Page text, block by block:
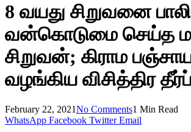
8 வயது சிறுவனை
வன்கொடுமை செய்த
சிறுவன்; கிராம
வழங்கிய விசித்திர
February 22, 2021No Comments1 Min Read
WhatsApp Facebook Twitter Email